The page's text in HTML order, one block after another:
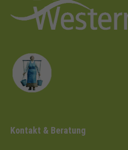
Kontakt & Beratung